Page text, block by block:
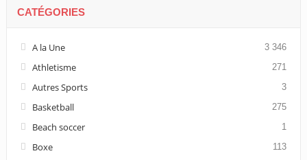
CATÉGORIES
A la Une 3 346
Athletisme 271
Autres Sports 3
Basketball 275
Beach soccer 1
Boxe 113